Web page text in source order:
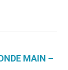
MAIN –